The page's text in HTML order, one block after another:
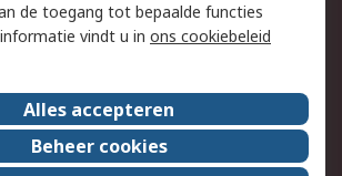
Over ons
de toegang tot bepaalde functies
vindt u in ons cookiebeleid
Alles accepteren
Beheer cookies